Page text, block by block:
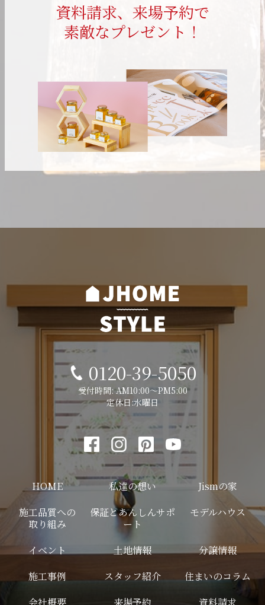
資料請求、来場予約で
素敵なプレゼント！
0120-39-5050
受付時間: AM10:00～PM5:00
定休日:水曜日
HOME 私達の想い
Jismの家
施工品質への
取り組み
保証とあんしんサポ
ート
モデルハウス
イベント 土地情報
分譲情報
施工事例
スタッフ紹介
住まいのコラム
会社概要
来場予約 資料請求